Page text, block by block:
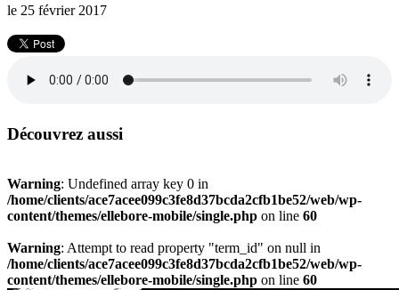
le 25 février 2017
Découvrez aussi
Warning: Undefined array key 0 in
/home/clients/ace7acee099c3fe8d37bcda2cfb1be52/web/wp-
content/themes/ellebore-mobile/single.php on line 60
Warning: Attempt to read property "term_id" on null in
/home/clients/ace7acee099c3fe8d37bcda2cfb1be52/web/wp-
content/themes/ellebore-mobile/single.php on line 60